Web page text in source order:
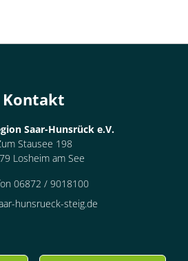
Kontakt
Saar-Hunsrück e.V.
Stausee 198
Losheim am See
06872 / 9018100
hunsrueck-steig.de